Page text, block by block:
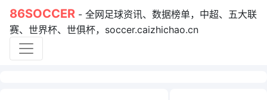
86SOCCER - 全网足球资讯、数据榜单，中超、五大联
赛、世界杯、世俱杯，soccer.caizhichao.cn